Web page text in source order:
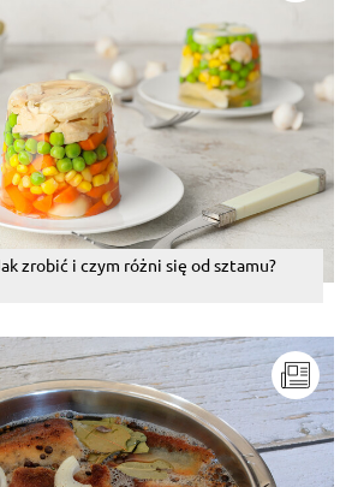
zrobić i czym różni się od sztamu?